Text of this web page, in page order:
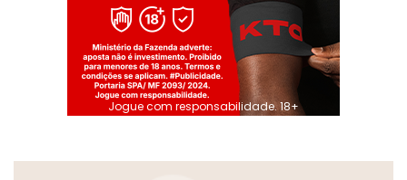
Jogue com responsabilidade. 18+